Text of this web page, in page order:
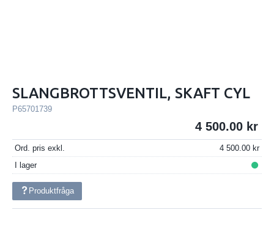
SLANGBROTTSVENTIL, SKAFT CYL
P65701739
4 500.00
Ord. pris exkl.
4 500.00
I lager
Produktfråga